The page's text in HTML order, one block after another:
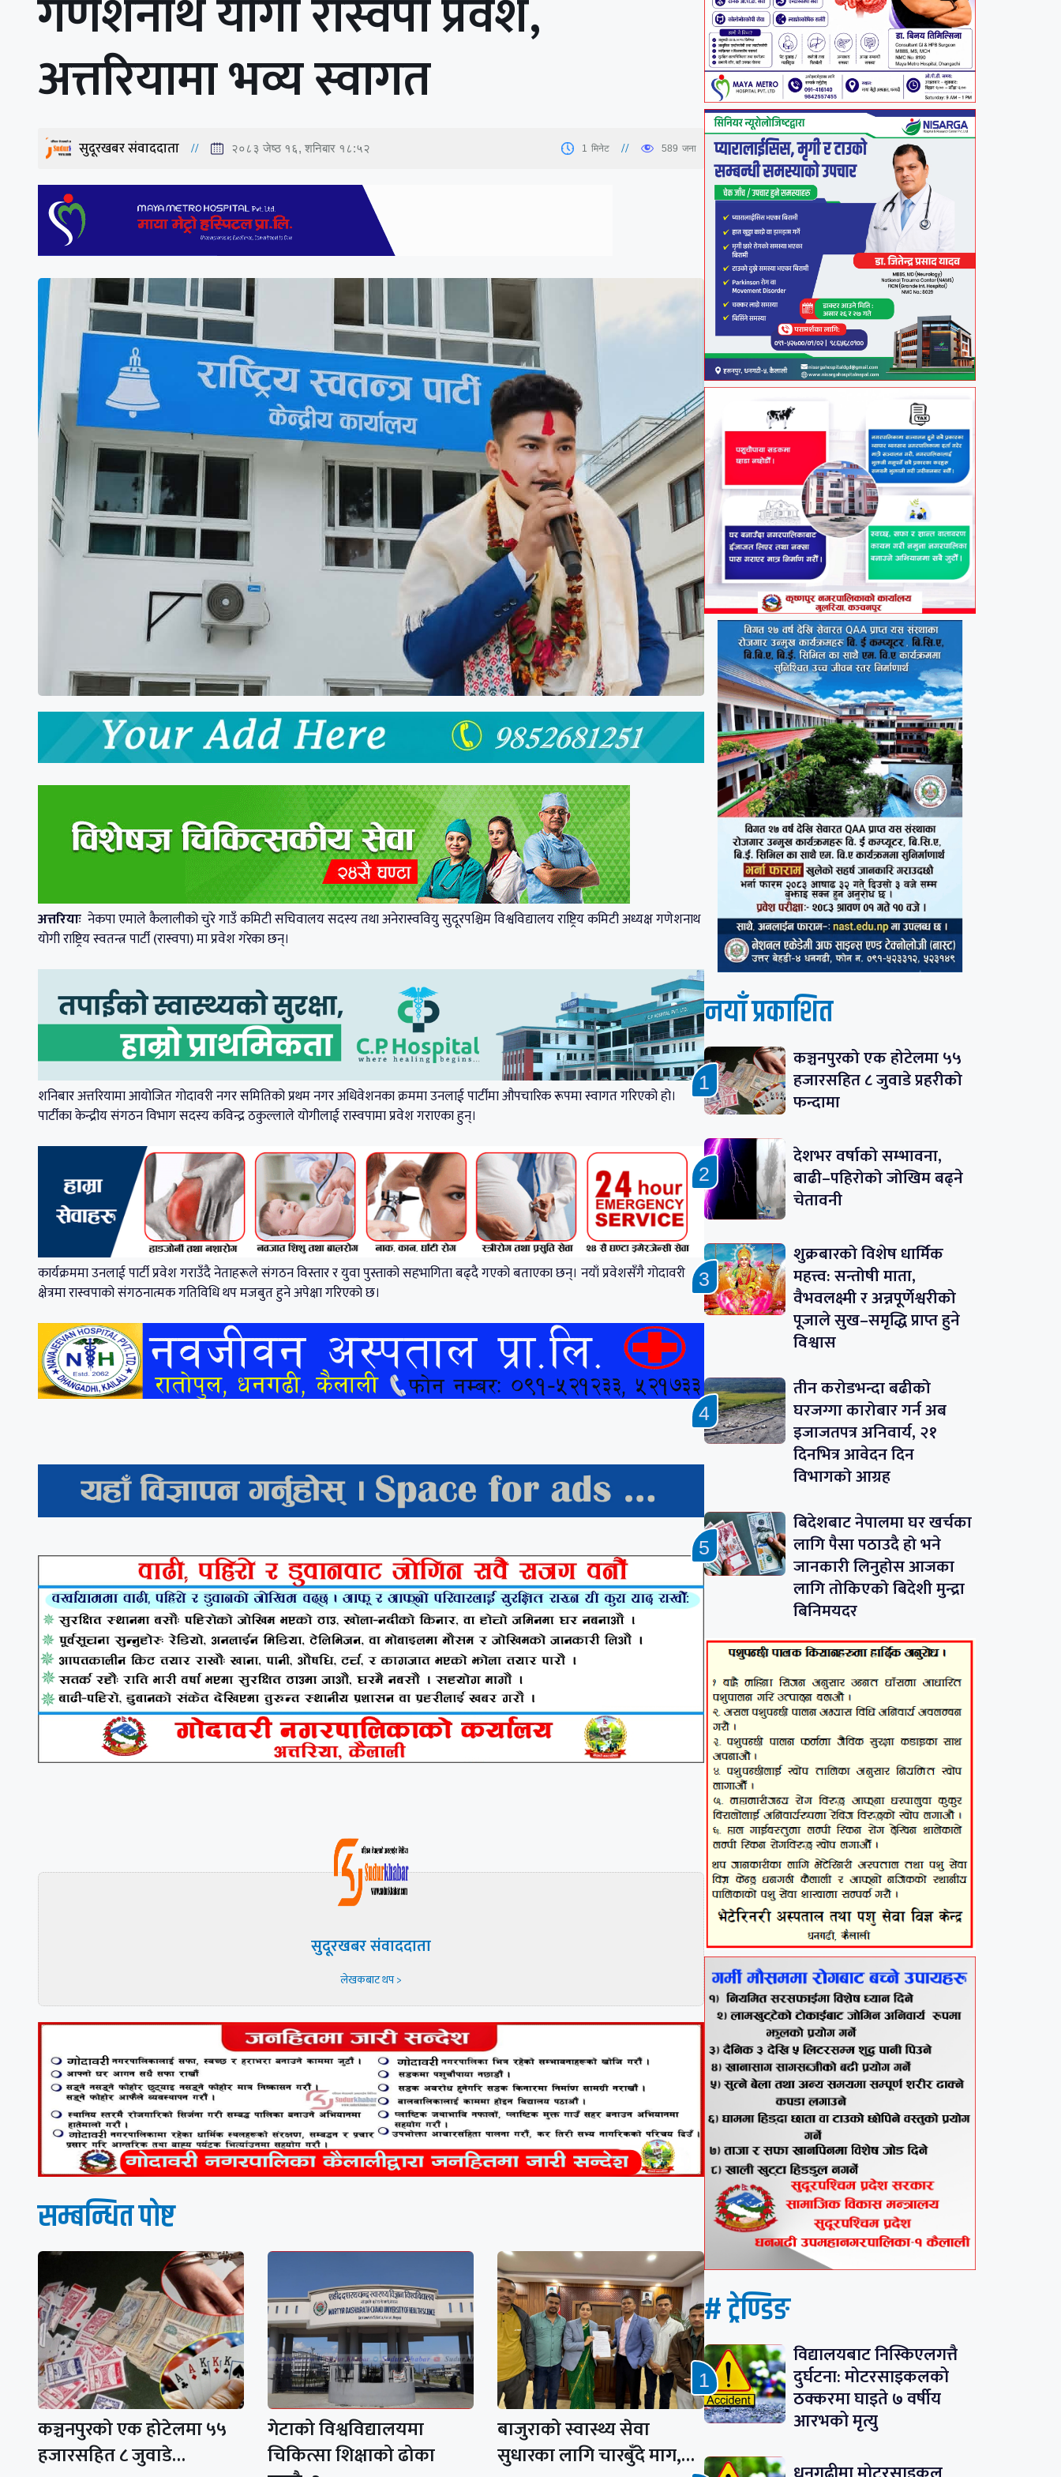
गणेशनाथ योगी रास्वपा प्रवेश,
अत्तरियामा भव्य स्वागत
सुदूरखबर संवाददाता २०८३ जेष्ठ १६, शनिबार १८:५२ 1 मिनेट 589 जना
अत्तरियाः नेकपा एमाले कैलालीको चुरे गाउँ कमिटी सचिवालय सदस्य तथा अनेरास्ववियु सुदूरपश्चिम विश्वविद्यालय राष्ट्रिय कमिटी अध्यक्ष गणेशनाथ
योगी राष्ट्रिय स्वतन्त्र पार्टी (रास्वपा) मा प्रवेश गरेका छन्।
शनिबार अत्तरियामा आयोजित गोदावरी नगर समितिको प्रथम नगर अधिवेशनका क्रममा उनलाई पार्टीमा औपचारिक रूपमा स्वागत गरिएको हो।
पार्टीका केन्द्रीय संगठन विभाग सदस्य कविन्द्र ठकुल्लाले योगीलाई रास्वपामा प्रवेश गराएका हुन्।
कार्यक्रममा उनलाई पार्टी प्रवेश गराउँदै नेताहरूले संगठन विस्तार र युवा पुस्ताको सहभागिता बढ्दै गएको बताएका छन्। नयाँ प्रवेशसँगै गोदावरी
क्षेत्रमा रास्वपाको संगठनात्मक गतिविधि थप मजबुत हुने अपेक्षा गरिएको छ।
सुदूरखबर संवाददाता
लेखकबाट थप >
सम्बन्धित पाेष्ट
कञ्चनपुरको एक होटेलमा ५५
हजारसहित ८ जुवाडे…
गेटाको विश्वविद्यालयमा
चिकित्सा शिक्षाको ढोका
बाजुराको स्वास्थ्य सेवा
सुधारका लागि चारबुँदे माग,…
नयाँ प्रकाशित
कञ्चनपुरको एक होटेलमा ५५
हजारसहित ८ जुवाडे प्रहरीको
फन्दामा
देशभर वर्षाको सम्भावना,
बाढी–पहिरोको जोखिम बढ्ने
चेतावनी
शुक्रबारको विशेष धार्मिक
महत्त्व: सन्तोषी माता,
वैभवलक्ष्मी र अन्नपूर्णेश्वरीको
पूजाले सुख–समृद्धि प्राप्त हुने
विश्वास
तीन करोडभन्दा बढीको
घरजग्गा कारोबार गर्न अब
इजाजतपत्र अनिवार्य, २१
दिनभित्र आवेदन दिन
विभागको आग्रह
बिदेशबाट नेपालमा घर खर्चका
लागि पैसा पठाउदै हो भने
जानकारी लिनुहोस आजका
लागि तोकिएको बिदेशी मुन्द्रा
बिनिमयदर
# ट्रेण्डिङ
विद्यालयबाट निस्किएलगत्तै
दुर्घटना: मोटरसाइकलको
ठक्करमा घाइते ७ वर्षीय
आरभको मृत्यु